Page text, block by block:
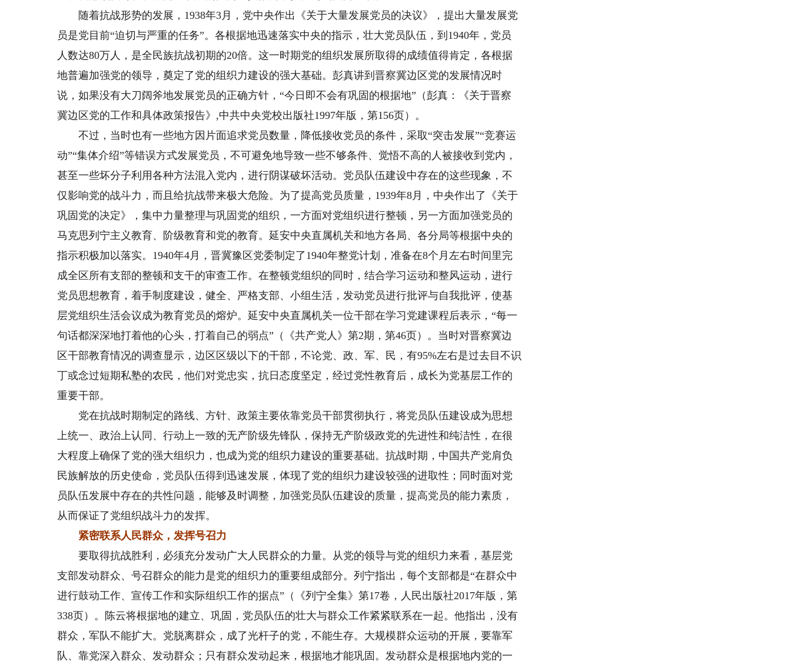
随着抗战形势的发展，1938年3月，党中央作出《关于大量发展党员的决议》，提出大量发展党
员是党目前“迫切与严重的任务”。各根据地迅速落实中央的指示，壮大党员队伍，到1940年，党员
人数达80万人，是全民族抗战初期的20倍。这一时期党的组织发展所取得的成绩值得肯定，各根据
地普遍加强党的领导，奠定了党的组织力建设的强大基础。彭真讲到晋察冀边区党的发展情况时
说，如果没有大刀阔斧地发展党员的正确方针，“今日即不会有巩固的根据地”（彭真：《关于晋察
冀边区党的工作和具体政策报告》,中共中央党校出版社1997年版，第156页）。
不过，当时也有一些地方因片面追求党员数量，降低接收党员的条件，采取“突击发展”“竞赛运
动”“集体介绍”等错误方式发展党员，不可避免地导致一些不够条件、觉悟不高的人被接收到党内，
甚至一些坏分子利用各种方法混入党内，进行阴谋破坏活动。党员队伍建设中存在的这些现象，不
仅影响党的战斗力，而且给抗战带来极大危险。为了提高党员质量，1939年8月，中央作出了《关于
巩固党的决定》，集中力量整理与巩固党的组织，一方面对党组织进行整顿，另一方面加强党员的
马克思列宁主义教育、阶级教育和党的教育。延安中央直属机关和地方各局、各分局等根据中央的
指示积极加以落实。1940年4月，晋冀豫区党委制定了1940年整党计划，准备在8个月左右时间里完
成全区所有支部的整顿和支干的审查工作。在整顿党组织的同时，结合学习运动和整风运动，进行
党员思想教育，着手制度建设，健全、严格支部、小组生活，发动党员进行批评与自我批评，使基
层党组织生活会议成为教育党员的熔炉。延安中央直属机关一位干部在学习党建课程后表示，“每一
句话都深深地打着他的心头，打着自己的弱点”（《共产党人》第2期，第46页）。当时对晋察冀边
区干部教育情况的调查显示，边区区级以下的干部，不论党、政、军、民，有95%左右是过去目不识
丁或念过短期私塾的农民，他们对党忠实，抗日态度坚定，经过党性教育后，成长为党基层工作的
重要干部。
党在抗战时期制定的路线、方针、政策主要依靠党员干部贯彻执行，将党员队伍建设成为思想
上统一、政治上认同、行动上一致的无产阶级先锋队，保持无产阶级政党的先进性和纯洁性，在很
大程度上确保了党的强大组织力，也成为党的组织力建设的重要基础。抗战时期，中国共产党肩负
民族解放的历史使命，党员队伍得到迅速发展，体现了党的组织力建设较强的进取性；同时面对党
员队伍发展中存在的共性问题，能够及时调整，加强党员队伍建设的质量，提高党员的能力素质，
从而保证了党组织战斗力的发挥。
紧密联系人民群众，发挥号召力
要取得抗战胜利，必须充分发动广大人民群众的力量。从党的领导与党的组织力来看，基层党
支部发动群众、号召群众的能力是党的组织力的重要组成部分。列宁指出，每个支部都是“在群众中
进行鼓动工作、宣传工作和实际组织工作的据点”（《列宁全集》第17卷，人民出版社2017年版，第
338页）。陈云将根据地的建立、巩固，党员队伍的壮大与群众工作紧紧联系在一起。他指出，没有
群众，军队不能扩大。党脱离群众，成了光杆子的党，不能生存。大规模群众运动的开展，要靠军
队、靠党深入群众、发动群众；只有群众发动起来，根据地才能巩固。发动群众是根据地内党的一